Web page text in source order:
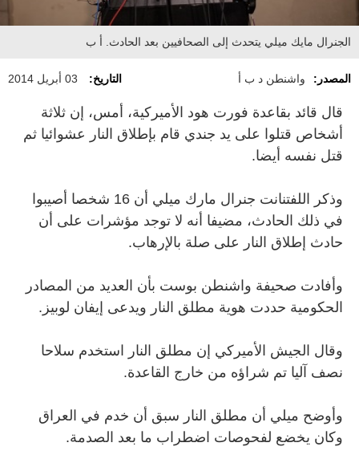
الجنرال مايك ميلي يتحدث إلى الصحافيين بعد الحادث. أ ب
المصدر: واشنطن د ب أ التاريخ: 03 أبريل 2014
قال قائد بقاعدة فورت هود الأميركية، أمس، إن ثلاثة
أشخاص قتلوا على يد جندي قام بإطلاق النار عشوائيا ثم
قتل نفسه أيضا.
وذكر اللفتنانت جنرال مارك ميلي أن 16 شخصا أصيبوا
في ذلك الحادث، مضيفا أنه لا توجد مؤشرات على أن
حادث إطلاق النار على صلة بالإرهاب.
وأفادت صحيفة واشنطن بوست بأن العديد من المصادر
الحكومية حددت هوية مطلق النار ويدعى إيفان لوبيز.
وقال الجيش الأميركي إن مطلق النار استخدم سلاحا
نصف آليا تم شراؤه من خارج القاعدة.
وأوضح ميلي أن مطلق النار سبق أن خدم في العراق
وكان يخضع لفحوصات اضطراب ما بعد الصدمة.